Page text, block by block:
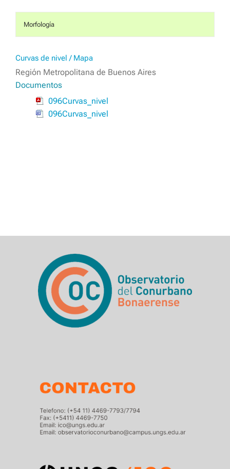
Morfología
Curvas de nivel / Mapa
Región Metropolitana de Buenos Aires
Documentos
096Curvas_nivel
096Curvas_nivel